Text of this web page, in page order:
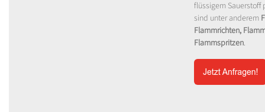
flüssigem Sauerstoff
sind unter anderem
Flammrichten,
Flammspritzen.